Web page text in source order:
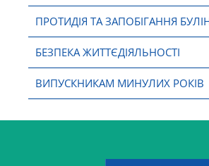
ПРОТИДІЯ ТА ЗАПОБІГАННЯ
БЕЗПЕКА ЖИТТЄДІЯЛЬНОСТІ
ВИПУСКНИКАМ МИНУЛИХ РОКІВ